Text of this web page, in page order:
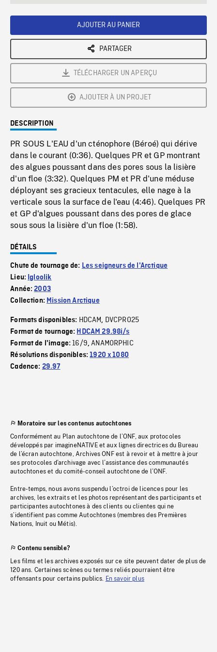
AJOUTER AU PANIER
PARTAGER
TÉLÉCHARGER UN APERÇU
AJOUTER À UN PROJET
DESCRIPTION
PR SOUS L'EAU d'un cténophore (Béroé) qui dérive
dans le courant (0:36). Quelques PR et GP montrant
des algues poussant dans des pores sous la lisière
d'un floe (3:32). Quelques PM et PR d'une méduse
déployant ses gracieux tentacules, elle nage à la
verticale sous la surface de l'eau (4:46). Quelques PR
et GP d'algues poussant dans des pores de glace
sous sous la lisière d'un floe (1:58).
DÉTAILS
Chute de tournage de: Les seigneurs de l'Arctique
Lieu: Igloolik
Année:2003
Collection: Mission Arctique
Formats disponibles: HDCAM, DVCPRO25
Format de tournage: HDCAM 29.98i/s
Format de l'image:16/9,ANAMORPHIC
Résolutions disponibles:1920 x 1080
Cadence: 29.97
Moratoire sur les contenus autochtones
Conformément au Plan autochtone de l’ONF, aux protocoles
développés par imagineNATIVE et aux lignes directrices du Bureau
de l’écran autochtone, Archives ONF est à revoir et à mettre à jour
ses protocoles d’archivage avec l’assistance des communautés
autochtones et du comité-conseil autochtone de l’ONF.
Entre-temps, nous avons suspendu l’octroi de licences pour les
archives, les extraits et les photos représentant des participants et
participantes autochtones à des clients ou clientes qui ne
s’identifient pas comme Autochtones (membres des Premières
Nations, Inuit ou Métis).
Contenu sensible?
Les films et les archives exposés sur ce site peuvent dater de plus de
120 ans. Certaines scènes ou termes reliés pourraient être
offensants pour certains publics. En savoir plus